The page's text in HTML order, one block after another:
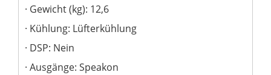
Gewicht (kg): 12,6
Kühlung: Lüfterkühlung
DSP: Nein
Ausgänge: Speakon